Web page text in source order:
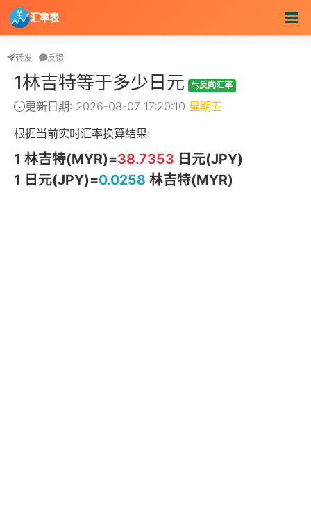
汇率表
转发 反馈
1林吉特等于多少日元 反向汇率
更新日期: 2026-08-07 17:20:10 星期五
根据当前实时汇率换算结果:
1 林吉特(MYR)=38.7353 日元(JPY)
1 日元(JPY)=0.0258 林吉特(MYR)